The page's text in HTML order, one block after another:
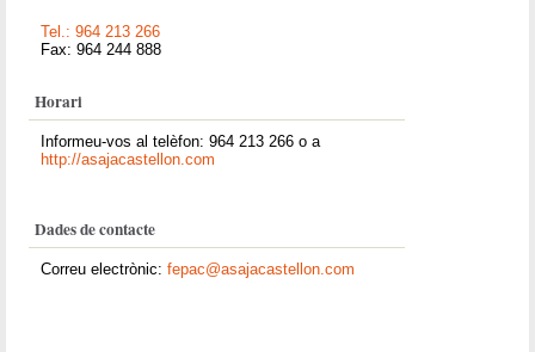
Tel.: 964 213 266
Fax: 964 244 888
Horari
Informeu-vos al telèfon: 964 213 266 o a
http://asajacastellon.com
Dades de contacte
Correu electrònic:fepac@asajacastellon.com